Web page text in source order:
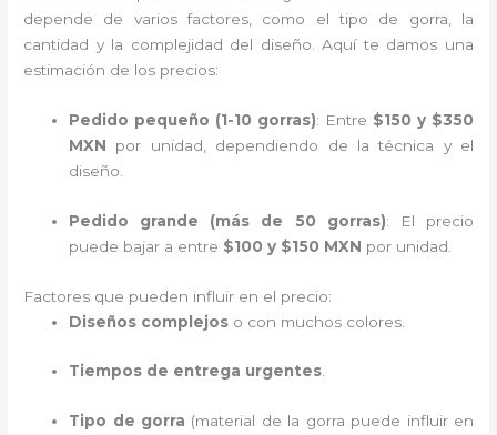
depende de varios factores, como el tipo de gorra, la
cantidad y la complejidad del diseño. Aquí te damos una
estimación de los precios:
Pedido pequeño (1-10 gorras): Entre $150 y $350
MXN por unidad, dependiendo de la técnica y el
diseño.
Pedido grande (más de 50 gorras): El precio
puede bajar a entre $100 y $150 MXN por unidad.
Factores que pueden influir en el precio:
Diseños complejos o con muchos colores.
Tiempos de entrega urgentes.
Tipo de gorra (material de la gorra puede influir en